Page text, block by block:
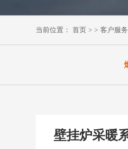
华东地区
羽顺简介
当前位置： 首页 > > 客户服务
壁挂炉采暖